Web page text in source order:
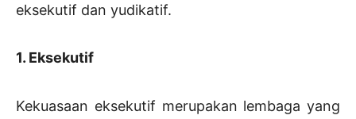
eksekutif dan yudikatif.
1. Eksekutif
Kekuasaan eksekutif merupakan lembaga yang